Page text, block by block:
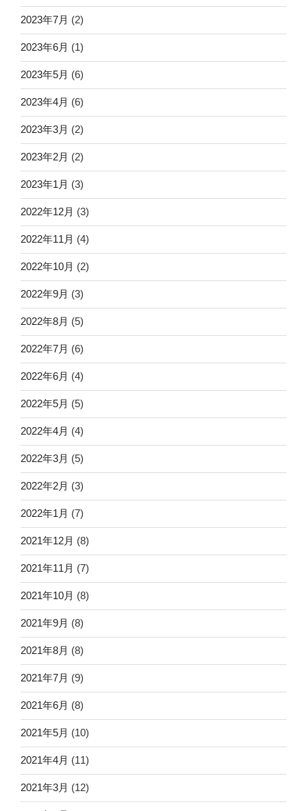
2023年7月 (2)
2023年6月 (1)
2023年5月 (6)
2023年4月 (6)
2023年3月 (2)
2023年2月 (2)
2023年1月 (3)
2022年12月 (3)
2022年11月 (4)
2022年10月 (2)
2022年9月 (3)
2022年8月 (5)
2022年7月 (6)
2022年6月 (4)
2022年5月 (5)
2022年4月 (4)
2022年3月 (5)
2022年2月 (3)
2022年1月 (7)
2021年12月 (8)
2021年11月 (7)
2021年10月 (8)
2021年9月 (8)
2021年8月 (8)
2021年7月 (9)
2021年6月 (8)
2021年5月 (10)
2021年4月 (11)
2021年3月 (12)